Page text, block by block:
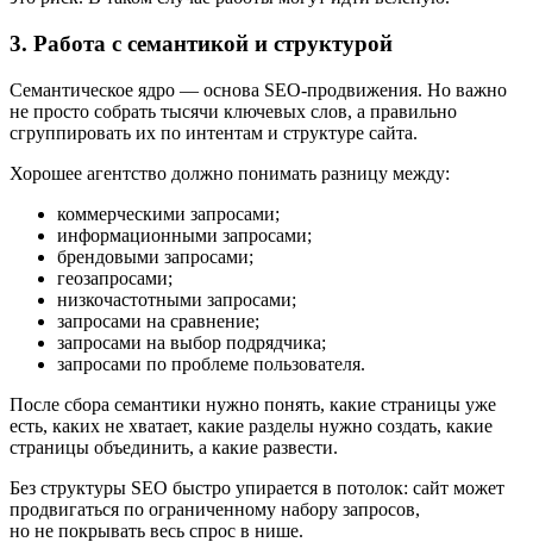
3. Работа с семантикой и структурой
Семантическое ядро — основа SEO-продвижения. Но важно
не просто собрать тысячи ключевых слов, а правильно
сгруппировать их по интентам и структуре сайта.
Хорошее агентство должно понимать разницу между:
коммерческими запросами;
информационными запросами;
брендовыми запросами;
геозапросами;
низкочастотными запросами;
запросами на сравнение;
запросами на выбор подрядчика;
запросами по проблеме пользователя.
После сбора семантики нужно понять, какие страницы уже
есть, каких не хватает, какие разделы нужно создать, какие
страницы объединить, а какие развести.
Без структуры SEO быстро упирается в потолок: сайт может
продвигаться по ограниченному набору запросов,
но не покрывать весь спрос в нише.